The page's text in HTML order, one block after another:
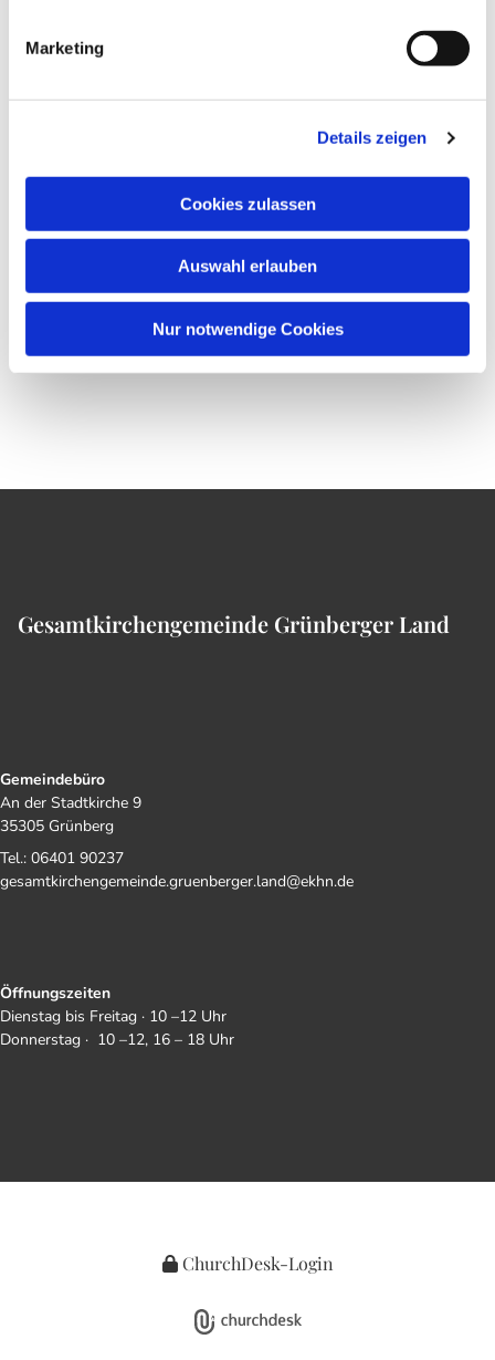
Marketing
Details zeigen
Cookies zulassen
Auswahl erlauben
Nur notwendige Cookies
Gesamtkirchengemeinde Grünberger Land
Gemeindebüro
An der Stadtkirche 9
35305 Grünberg
Tel.: 06401 90237
gesamtkirchengemeinde.gruenberger.land@ekhn.de
Öffnungszeiten
Dienstag bis Freitag · 10 –12 Uhr
Donnerstag · 10 –12, 16 – 18 Uhr
ChurchDesk-Login